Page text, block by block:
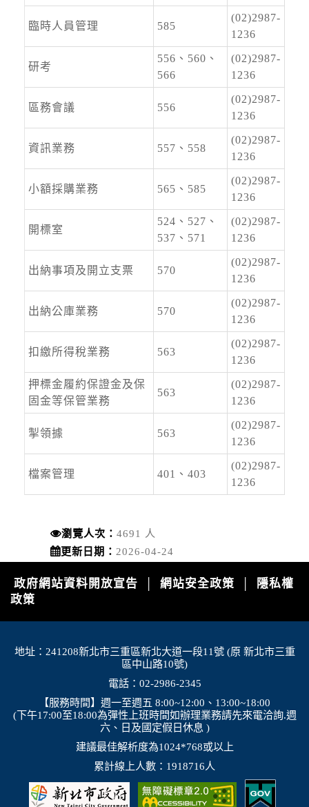
臨時人員管理 585
(02)2987-
1236
研考
556、560、
566
(02)2987-
1236
區務會議 556
(02)2987-
1236
資訊業務 557、558
(02)2987-
1236
小額採購業務 565、585
(02)2987-
1236
開標室
524、527、
537、571
(02)2987-
1236
出納事項及開立支票 570
(02)2987-
1236
出納公庫業務 570
(02)2987-
1236
扣繳所得稅業務 563
(02)2987-
1236
押標金履約保證金及保
固金等保管業務
563
(02)2987-
1236
掣領據 563
(02)2987-
1236
檔案管理 401、403
(02)2987-
1236
瀏覽人次： 4691 人
更新日期： 2026-04-24
政府網站資料開放宣告 網站安全政策
隱私權
政策
地址：241208新北市三重區新北大道一段11號 (原 新北市三重
區中山路10號)
電話：02-2986-2345
【服務時間】週一至週五 8:00~12:00、13:00~18:00
(下午17:00至18:00為彈性上班時間如辦理業務請先來電洽詢.週
六、日及國定假日休息 )
建議最佳解析度為1024*768或以上
累計線上人數：1918716人